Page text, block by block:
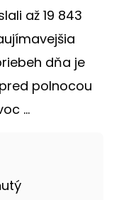
až 19 843
dňa je
polnocou
...